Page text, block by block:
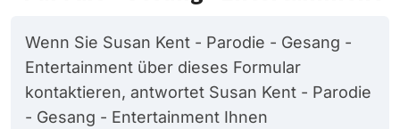
Wenn Sie Susan Kent - Parodie - Gesang -
Entertainment über dieses Formular
kontaktieren, antwortet Susan Kent - Parodie
- Gesang - Entertainment Ihnen